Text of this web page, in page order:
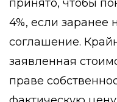
принято, чтобы
4%, если заранее
соглашение.
заявленная
праве